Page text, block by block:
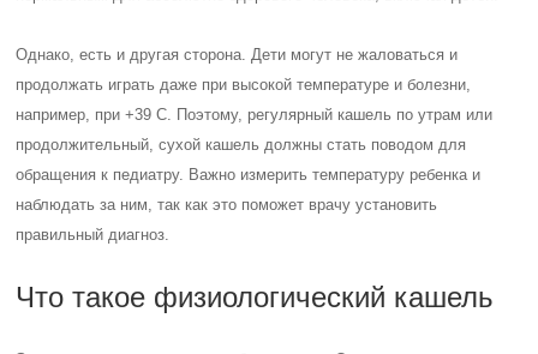
Однако, есть и другая сторона. Дети могут не жаловаться и
продолжать играть даже при высокой температуре и болезни,
например, при +39 С. Поэтому, регулярный кашель по утрам или
продолжительный, сухой кашель должны стать поводом для
обращения к педиатру. Важно измерить температуру ребенка и
наблюдать за ним, так как это поможет врачу установить
правильный диагноз.
Что такое физиологический кашель